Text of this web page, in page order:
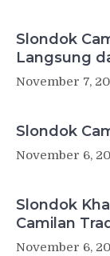
Slondok
Langsung
November 7,
Slondok
November 6,
Slondok
Camilan
November 6,